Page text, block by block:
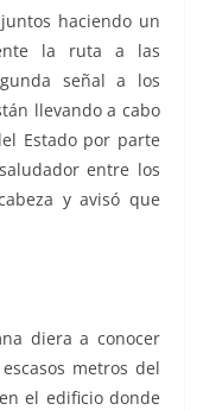
haciendo un
la ruta a las
señal a los
llevando a cabo
Estado por parte
entre los
y avisó que
diera a conocer
metros del
el edificio donde